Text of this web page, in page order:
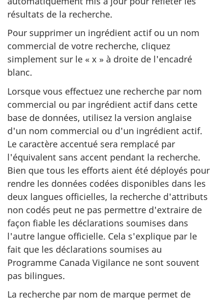
résultats de la recherche.
Pour supprimer un ingrédient actif ou un nom
commercial de votre recherche, cliquez
simplement sur le « x » à droite de l'encadré
blanc.
Lorsque vous effectuez une recherche par nom
commercial ou par ingrédient actif dans cette
base de données, utilisez la version anglaise
d'un nom commercial ou d'un ingrédient actif.
Le caractère accentué sera remplacé par
l'équivalent sans accent pendant la recherche.
Bien que tous les efforts aient été déployés pour
rendre les données codées disponibles dans les
deux langues officielles, la recherche d'attributs
non codés peut ne pas permettre d'extraire de
façon fiable les déclarations soumises dans
l'autre langue officielle. Cela s'explique par le
fait que les déclarations soumises au
Programme Canada Vigilance ne sont souvent
pas bilingues.
La recherche par nom de marque permet de